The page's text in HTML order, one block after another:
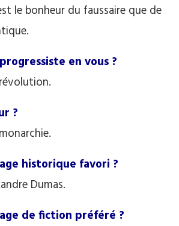
le bonheur du faussaire que de
en vous ?
?
historique favori ?
Dumas.
de fiction préféré ?